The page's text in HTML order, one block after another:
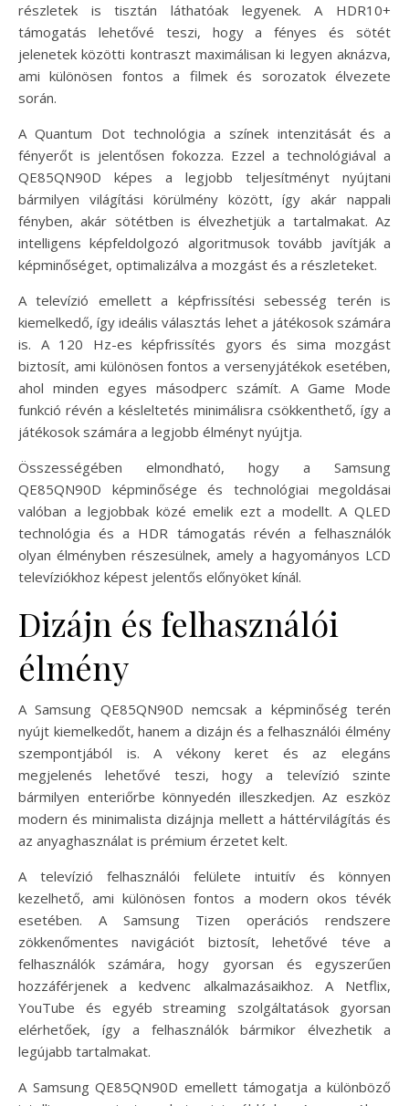
részletek is tisztán láthatóak legyenek. A HDR10+
támogatás lehetővé teszi, hogy a fényes és sötét
jelenetek közötti kontraszt maximálisan ki legyen aknázva,
ami különösen fontos a filmek és sorozatok élvezete
során.
A Quantum Dot technológia a színek intenzitását és a
fényerőt is jelentősen fokozza. Ezzel a technológiával a
QE85QN90D képes a legjobb teljesítményt nyújtani
bármilyen világítási körülmény között, így akár nappali
fényben, akár sötétben is élvezhetjük a tartalmakat. Az
intelligens képfeldolgozó algoritmusok tovább javítják a
képminőséget, optimalizálva a mozgást és a részleteket.
A televízió emellett a képfrissítési sebesség terén is
kiemelkedő, így ideális választás lehet a játékosok számára
is. A 120 Hz-es képfrissítés gyors és sima mozgást
biztosít, ami különösen fontos a versenyjátékok esetében,
ahol minden egyes másodperc számít. A Game Mode
funkció révén a késleltetés minimálisra csökkenthető, így a
játékosok számára a legjobb élményt nyújtja.
Összességében elmondható, hogy a Samsung
QE85QN90D képminősége és technológiai megoldásai
valóban a legjobbak közé emelik ezt a modellt. A QLED
technológia és a HDR támogatás révén a felhasználók
olyan élményben részesülnek, amely a hagyományos LCD
televíziókhoz képest jelentős előnyöket kínál.
Dizájn és felhasználói
élmény
A Samsung QE85QN90D nemcsak a képminőség terén
nyújt kiemelkedőt, hanem a dizájn és a felhasználói élmény
szempontjából is. A vékony keret és az elegáns
megjelenés lehetővé teszi, hogy a televízió szinte
bármilyen enteriőrbe könnyedén illeszkedjen. Az eszköz
modern és minimalista dizájnja mellett a háttérvilágítás és
az anyaghasználat is prémium érzetet kelt.
A televízió felhasználói felülete intuitív és könnyen
kezelhető, ami különösen fontos a modern okos tévék
esetében. A Samsung Tizen operációs rendszere
zökkenőmentes navigációt biztosít, lehetővé téve a
felhasználók számára, hogy gyorsan és egyszerűen
hozzáférjenek a kedvenc alkalmazásaikhoz. A Netflix,
YouTube és egyéb streaming szolgáltatások gyorsan
elérhetőek, így a felhasználók bármikor élvezhetik a
legújabb tartalmakat.
A Samsung QE85QN90D emellett támogatja a különböző